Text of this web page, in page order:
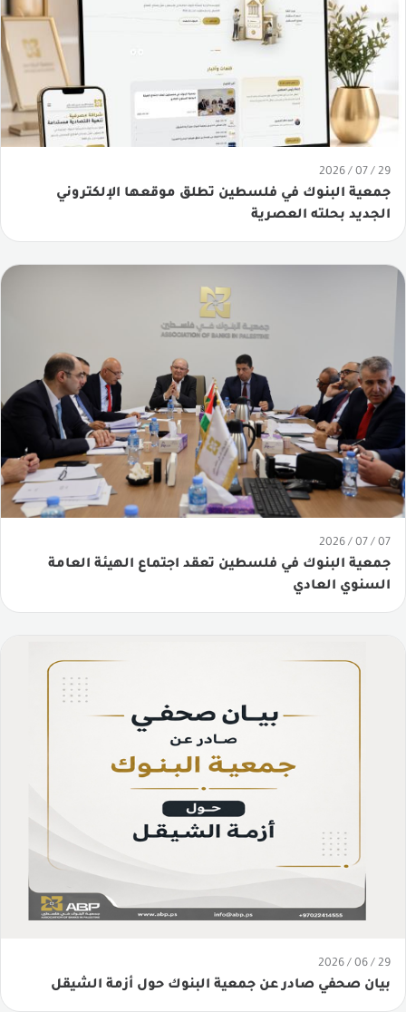
ابحث في الموقع
29 / 07 / 2026
جمعية البنوك في فلسطين تطلق موقعها الإلكتروني
الجديد بحلته العصرية
07 / 07 / 2026
جمعية البنوك في فلسطين تعقد اجتماع الهيئة العامة
السنوي العادي
29 / 06 / 2026
بيان صحفي صادر عن جمعية البنوك حول أزمة الشيقل